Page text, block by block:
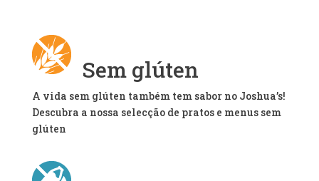
Sem glúten
A vida sem glúten também tem sabor no Joshua’s!
Descubra a nossa selecção de pratos e menus sem
glúten